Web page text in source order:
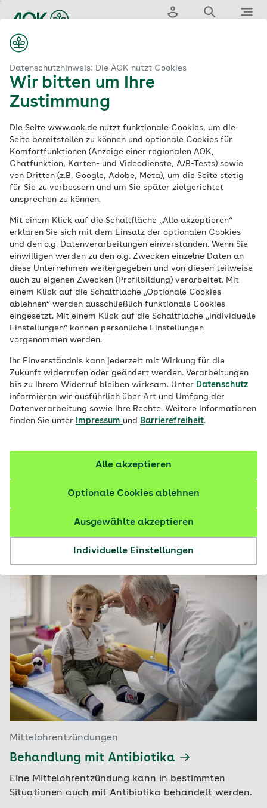
Datenschutzhinweis: Die AOK nutzt Cookies
Wir bitten um Ihre
Zustimmung
Die Seite www.aok.de nutzt funktionale Cookies, um die
Seite bereitstellen zu können und optionale Cookies für
Komfortfunktionen (Anzeige einer regionalen AOK,
Chatfunktion, Karten- und Videodienste, A/B-Tests) sowie
von Dritten (z.B. Google, Adobe, Meta), um die Seite stetig
für Sie zu verbessern und um Sie später zielgerichtet
ansprechen zu können.
Mit einem Klick auf die Schaltfläche „Alle akzeptieren“
erklären Sie sich mit dem Einsatz der optionalen Cookies
und den o.g. Datenverarbeitungen einverstanden. Wenn Sie
einwilligen werden zu den o.g. Zwecken einzelne Daten an
diese Unternehmen weitergegeben und von diesen teilweise
auch zu eigenen Zwecken (Profilbildung) verarbeitet. Mit
einem Klick auf die Schaltfläche „Optionale Cookies
ablehnen“ werden ausschließlich funktionale Cookies
eingesetzt. Mit einem Klick auf die Schaltfläche „Individuelle
Einstellungen“ können persönliche Einstellungen
vorgenommen werden.
Ihr Einverständnis kann jederzeit mit Wirkung für die
Zukunft widerrufen oder geändert werden. Verarbeitungen
bis zu Ihrem Widerruf bleiben wirksam. Unter Datenschutz
informieren wir ausführlich über Art und Umfang der
Datenverarbeitung sowie Ihre Rechte. Weitere Informationen
finden Sie unter
Impressum und Barrierefreiheit.
Individuelle Einstellungen
Ausgewählte akzeptieren
Optionale Cookies ablehnen
Alle akzeptieren
Hauptinhalt
springen
Mittelohrentzündung
Die Entzündung des Mittelohrs ist eine
ernst zu nehmende, häufig bei Kindern
auftretende Infektionskrankheit. Wie eine
Mittelohrentzündung entsteht, welche
Behandlungsmöglichkeiten es gibt und zu
welchen Komplikationen es kommen kann,
lesen Sie auf diesen Seiten.
Mittelohrentzündungen
Mittelohrentzündung: Entstehung und
Komplikationen
Eine Mittelohrentzündung gehört zu den häufigsten
Infektionen im Kindesalter.
Mittelohrentzündungen
Behandlung mit Antibiotika
Eine Mittelohrentzündung kann in bestimmten
Situationen auch mit Antibiotika behandelt werden.